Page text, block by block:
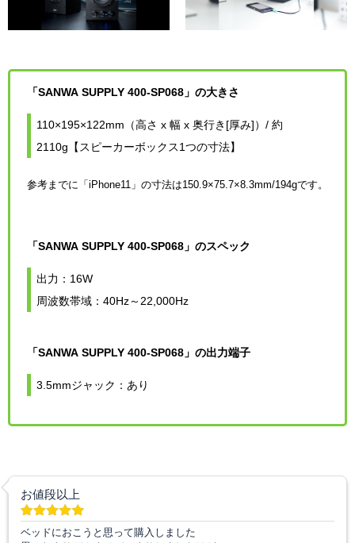
「SANWA SUPPLY 400-SP068」の大きさ
110×195×122mm（高さ x 幅 x 奥行き[厚み]）/ 約
2110g【スピーカーボックス1つの寸法】
参考までに「iPhone11」の寸法は150.9×75.7×8.3mm/194gです。
「SANWA SUPPLY 400-SP068」のスペック
出力：16W
周波数帯域：40Hz～22,000Hz
「SANWA SUPPLY 400-SP068」の出力端子
3.5mmジャック：あり
お値段以上
ベッドにおこうと思って購入しました